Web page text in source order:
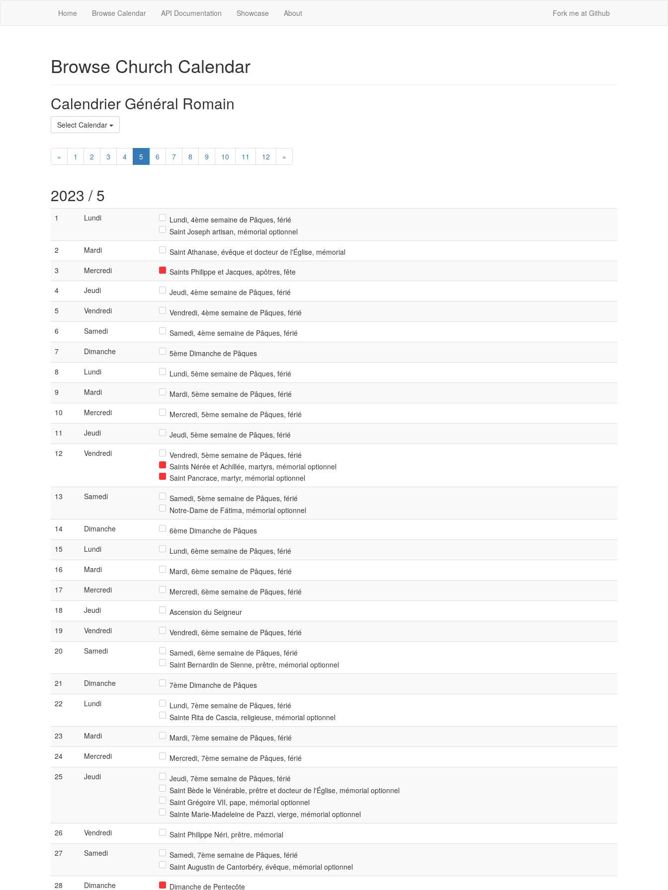
Home Browse Calendar API Documentation Showcase About Fork me at Github
Browse Church Calendar
Calendrier Général Romain
Select Calendar
« 1 2 3 4 5 6 7 8 9 10 11 12 »
2023 / 5
1 Lundi
Lundi, 4ème semaine de Pâques, férié
Saint Joseph artisan, mémorial optionnel
2
Mardi
Saint Athanase, évêque et docteur de l'Église, mémorial
3
Mercredi
Saints Philippe et Jacques, apôtres, fête
4
Jeudi
Jeudi, 4ème semaine de Pâques, férié
5
Vendredi
Vendredi, 4ème semaine de Pâques, férié
6
Samedi
Samedi, 4ème semaine de Pâques, férié
7
Dimanche
5ème Dimanche de Pâques
8
Lundi
Lundi, 5ème semaine de Pâques, férié
9
Mardi
Mardi, 5ème semaine de Pâques, férié
10
Mercredi
Mercredi, 5ème semaine de Pâques, férié
11
Jeudi
Jeudi, 5ème semaine de Pâques, férié
12
Vendredi
Vendredi, 5ème semaine de Pâques, férié
Saints Nérée et Achillée, martyrs, mémorial optionnel
Saint Pancrace, martyr, mémorial optionnel
13
Samedi
Samedi, 5ème semaine de Pâques, férié
Notre-Dame de Fátima, mémorial optionnel
14
Dimanche
6ème Dimanche de Pâques
15
Lundi
Lundi, 6ème semaine de Pâques, férié
16
Mardi
Mardi, 6ème semaine de Pâques, férié
17
Mercredi
Mercredi, 6ème semaine de Pâques, férié
18
Jeudi
Ascension du Seigneur
19
Vendredi
Vendredi, 6ème semaine de Pâques, férié
20
Samedi
Samedi, 6ème semaine de Pâques, férié
Saint Bernardin de Sienne, prêtre, mémorial optionnel
21
Dimanche
7ème Dimanche de Pâques
22
Lundi
Lundi, 7ème semaine de Pâques, férié
Sainte Rita de Cascia, religieuse, mémorial optionnel
23
Mardi
Mardi, 7ème semaine de Pâques, férié
24
Mercredi
Mercredi, 7ème semaine de Pâques, férié
25
Jeudi
Jeudi, 7ème semaine de Pâques, férié
Saint Bède le Vénérable, prêtre et docteur de l'Église, mémorial optionnel
Saint Grégoire VII, pape, mémorial optionnel
Sainte Marie-Madeleine de Pazzi, vierge, mémorial optionnel
26
Vendredi
Saint Philippe Néri, prêtre, mémorial
27
Samedi
Samedi, 7ème semaine de Pâques, férié
Saint Augustin de Cantorbéry, évêque, mémorial optionnel
28
Dimanche Dimanche de Pentecôte